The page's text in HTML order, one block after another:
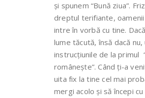
și spunem “Bună ziua”.
dreptul terifiante,
intre în vorbă cu tine.
lume tăcută, însă dacă
instrucțiunile de la primul
românește”. Când ți-a
uita fix la tine cel mai
mergi acolo și să începi